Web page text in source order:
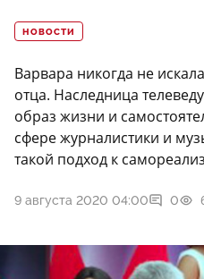
НОВОСТИ
Варвара никогда не
отца. Наследница
образ жизни и
сфере журналистики и
такой подход к
9 августа 2020 04:00 0